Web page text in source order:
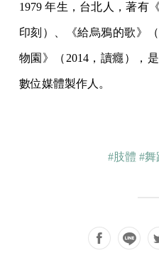
1979 年生，台北人，著有
印刻）、《給烏鴉的歌》
物園》（2014，讀癮），
數位媒體製作人。
#肢體 #舞